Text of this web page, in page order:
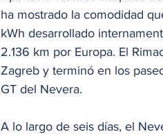
ha mostrado la comodidad
kWh desarrollado
2.136 km por Europa. El
Zagreb y terminó en los
GT del Nevera.
A lo largo de seis días, el